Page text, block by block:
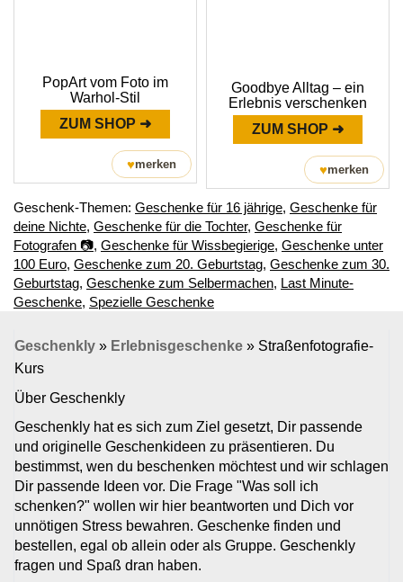
PopArt vom Foto im
Warhol-Stil
ZUM SHOP ➜
♥merken
Goodbye Alltag – ein
Erlebnis verschenken
ZUM SHOP ➜
♥merken
Geschenk-Themen: Geschenke für 16 jährige, Geschenke für
deine Nichte, Geschenke für die Tochter, Geschenke für
Fotografen 📷, Geschenke für Wissbegierige, Geschenke unter
100 Euro, Geschenke zum 20. Geburtstag, Geschenke zum 30.
Geburtstag, Geschenke zum Selbermachen, Last Minute-
Geschenke, Spezielle Geschenke
Geschenkly » Erlebnisgeschenke » Straßenfotografie-
Kurs
Über Geschenkly
Geschenkly hat es sich zum Ziel gesetzt, Dir passende
und originelle Geschenkideen zu präsentieren. Du
bestimmst, wen du beschenken möchtest und wir schlagen
Dir passende Ideen vor. Die Frage "Was soll ich
schenken?" wollen wir hier beantworten und Dich vor
unnötigen Stress bewahren. Geschenke finden und
bestellen, egal ob allein oder als Gruppe. Geschenkly
fragen und Spaß dran haben.